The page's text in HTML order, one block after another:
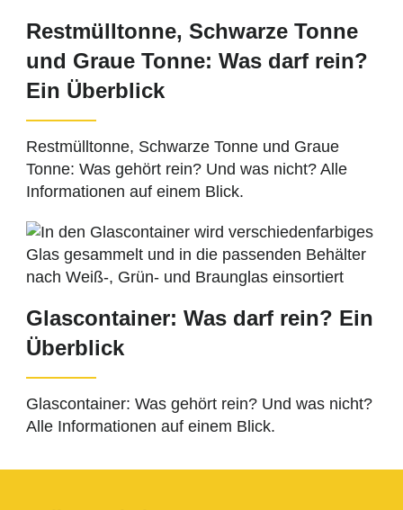
Restmülltonne, Schwarze Tonne
und Graue Tonne: Was darf rein?
Ein Überblick
Restmülltonne, Schwarze Tonne und Graue
Tonne: Was gehört rein? Und was nicht? Alle
Informationen auf einem Blick.
Glascontainer: Was darf rein? Ein
Überblick
Glascontainer: Was gehört rein? Und was nicht?
Alle Informationen auf einem Blick.